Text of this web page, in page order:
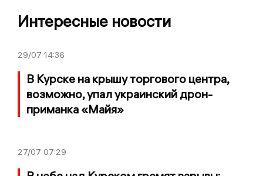
Интересные новости
29/07 14:36
В Курске на крышу торгового центра,
возможно, упал украинский дрон-
приманка «Майя»
27/07 07:29